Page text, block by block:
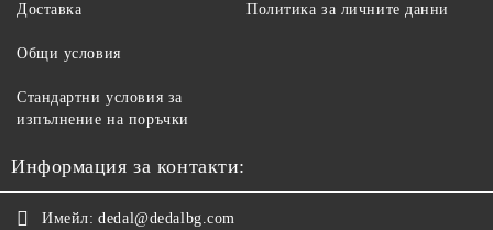
Доставка Политика за личните данни
Общи условия
Стандартни условия за
изпълнение на поръчки
Информация за контакти:
Имейл: dedal@dedalbg.com